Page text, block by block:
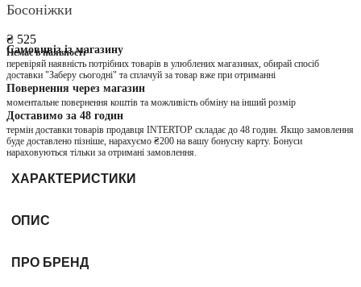
Босоніжки
₴ 525
Немає в наявності
Самовивіз із магазину
перевіряй наявність потрібних товарів в улюблених магазинах, обирай спосіб
доставки "Заберу сьогодні" та сплачуй за товар вже при отриманні
Повернення через магазин
моментальне повернення коштів та можливість обміну на інший розмір
Доставимо за 48 годин
термін доставки товарів продавця INTERTOP складає до 48 годин. Якщо замовлення
буде доставлено пізніше, нарахуємо ₴200 на вашу бонусну карту. Бонуси
нараховуються тільки за отримані замовлення.
ХАРАКТЕРИСТИКИ
ОПИС
ПРО БРЕНД